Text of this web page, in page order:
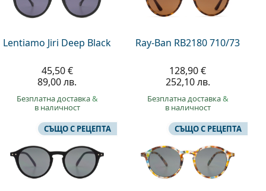
Lentiamo Jiri Deep Black
45,50 €
89,00 лв.
Безплатна доставка&
в наличност
Ray-Ban RB2180 710/73
128,90 €
252,10 лв.
Безплатна доставка&
в наличност
СЪЩО С РЕЦЕПТА СЪЩО С РЕЦЕПТА